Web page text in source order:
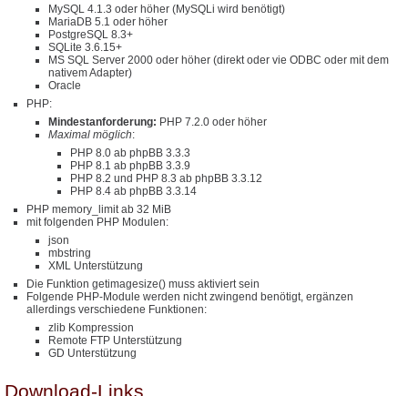
MySQL 4.1.3 oder höher (MySQLi wird benötigt)
MariaDB 5.1 oder höher
PostgreSQL 8.3+
SQLite 3.6.15+
MS SQL Server 2000 oder höher (direkt oder vie ODBC oder mit dem
nativem Adapter)
Oracle
PHP:
Mindestanforderung: PHP 7.2.0 oder höher
Maximal möglich:
PHP 8.0 ab phpBB 3.3.3
PHP 8.1 ab phpBB 3.3.9
PHP 8.2 und PHP 8.3 ab phpBB 3.3.12
PHP 8.4 ab phpBB 3.3.14
PHP memory_limit ab 32 MiB
mit folgenden PHP Modulen:
json
mbstring
XML Unterstützung
Die Funktion getimagesize() muss aktiviert sein
Folgende PHP-Module werden nicht zwingend benötigt, ergänzen
allerdings verschiedene Funktionen:
zlib Kompression
Remote FTP Unterstützung
GD Unterstützung
Download-Links